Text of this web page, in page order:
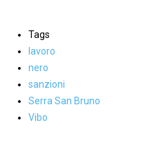
Tags
lavoro
nero
sanzioni
Serra San Bruno
Vibo